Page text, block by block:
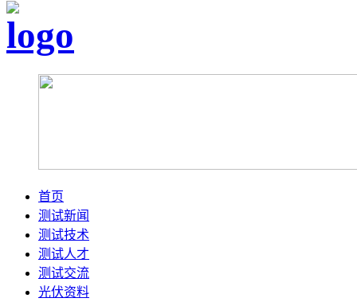
首页
测试新闻
测试技术
测试人才
测试交流
光伏资料